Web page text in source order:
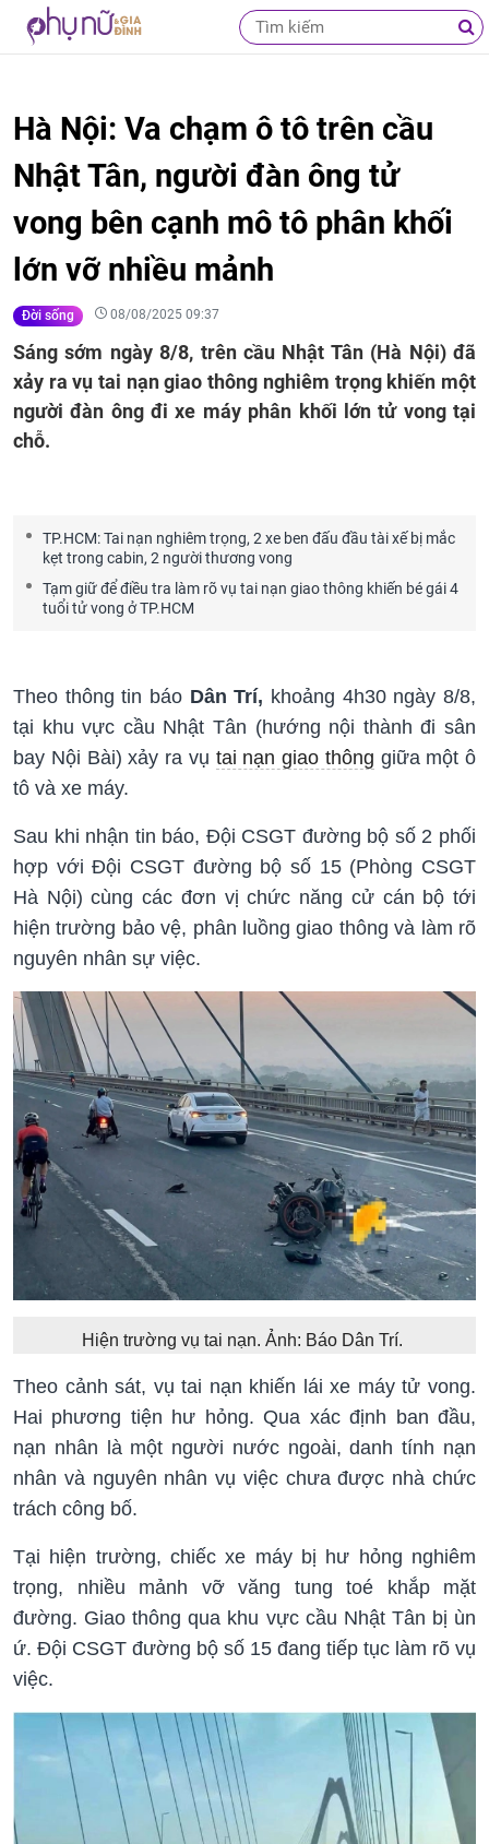
Hà Nội: Va chạm ô tô trên cầu
Nhật Tân, người đàn ông tử
vong bên cạnh mô tô phân khối
lớn vỡ nhiều mảnh
Đời sống 08/08/2025 09:37
Sáng sớm ngày 8/8, trên cầu Nhật Tân (Hà Nội) đã
xảy ra vụ tai nạn giao thông nghiêm trọng khiến một
người đàn ông đi xe máy phân khối lớn tử vong tại
chỗ.
TP.HCM: Tai nạn nghiêm trọng, 2 xe ben đấu đầu tài xế bị mắc
kẹt trong cabin, 2 người thương vong
Tạm giữ để điều tra làm rõ vụ tai nạn giao thông khiến bé gái 4
tuổi tử vong ở TP.HCM
Theo thông tin báo Dân Trí, khoảng 4h30 ngày 8/8,
tại khu vực cầu Nhật Tân (hướng nội thành đi sân
bay Nội Bài) xảy ra vụ tai nạn giao thông giữa một ô
tô và xe máy.
Sau khi nhận tin báo, Đội CSGT đường bộ số 2 phối
hợp với Đội CSGT đường bộ số 15 (Phòng CSGT
Hà Nội) cùng các đơn vị chức năng cử cán bộ tới
hiện trường bảo vệ, phân luồng giao thông và làm rõ
nguyên nhân sự việc.
Hiện trường vụ tai nạn. Ảnh: Báo Dân Trí.
Theo cảnh sát, vụ tai nạn khiến lái xe máy tử vong.
Hai phương tiện hư hỏng. Qua xác định ban đầu,
nạn nhân là một người nước ngoài, danh tính nạn
nhân và nguyên nhân vụ việc chưa được nhà chức
trách công bố.
Tại hiện trường, chiếc xe máy bị hư hỏng nghiêm
trọng, nhiều mảnh vỡ văng tung toé khắp mặt
đường. Giao thông qua khu vực cầu Nhật Tân bị ùn
ứ. Đội CSGT đường bộ số 15 đang tiếp tục làm rõ vụ
việc.